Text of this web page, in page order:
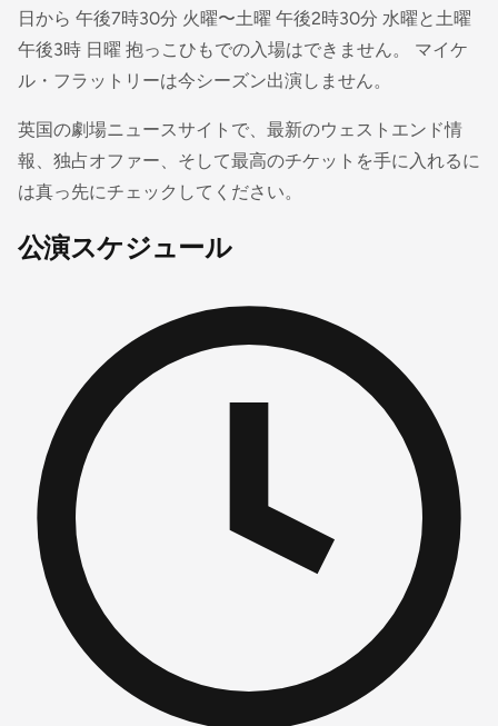
日から 午後7時30分 火曜〜土曜 午後2時30分 水曜と土曜
午後3時 日曜 抱っこひもでの入場はできません。 マイケ
ル・フラットリーは今シーズン出演しません。
英国の劇場ニュースサイトで、最新のウェストエンド情
報、独占オファー、そして最高のチケットを手に入れるに
は真っ先にチェックしてください。
公演スケジュール